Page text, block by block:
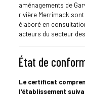
aménagements de
rivière Merrimack
élaboré en
acteurs du secteur
État de
Le certificat
l'établissement